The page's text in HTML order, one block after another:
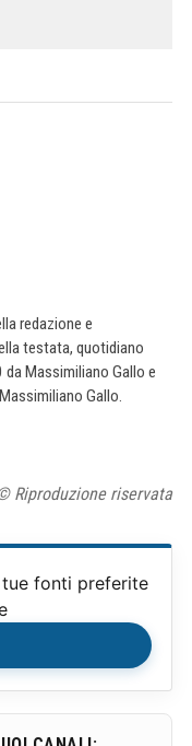
redazione e
testata, quotidiano
Massimiliano Gallo e
Gallo.
Riproduzione riservata
fonti preferite